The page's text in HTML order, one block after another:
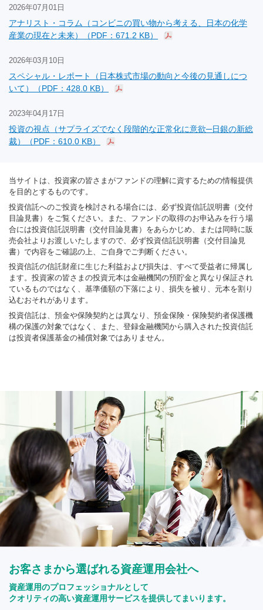
2026年07月01日
アナリスト・コラム（コンビニの買い物から考える、日本の化学
産業の現在と未来）（PDF：671.2 KB）
2026年03月10日
スペシャル・レポート（日本株式市場の動向と今後の見通しにつ
いて）（PDF：428.0 KB）
2023年04月17日
投資の視点（サプライズでなく段階的な正常化に意欲─日銀の新総
裁）（PDF：610.0 KB）
当サイトは、投資家の皆さまがファンドの理解に資するための情報提供
を目的とするものです。
投資信託へのご投資を検討される場合には、必ず投資信託説明書（交付
目論見書）をご覧ください。また、ファンドの取得のお申込みを行う場
合には投資信託説明書（交付目論見書）をあらかじめ、または同時に販
売会社よりお渡しいたしますので、必ず投資信託説明書（交付目論見
書）で内容をご確認の上、ご自身でご判断ください。
投資信託の信託財産に生じた利益および損失は、すべて受益者に帰属し
ます。投資家の皆さまの投資元本は金融機関の預貯金と異なり保証され
ているものではなく、基準価額の下落により、損失を被り、元本を割り
込むおそれがあります。
投資信託は、預金や保険契約とは異なり、預金保険・保険契約者保護機
構の保護の対象ではなく、また、登録金融機関から購入された投資信託
は投資者保護基金の補償対象ではありません。
お客さまから選ばれる資産運用会社へ
資産運用のプロフェッショナルとして
クオリティの高い資産運用サービスを提供してまいります。